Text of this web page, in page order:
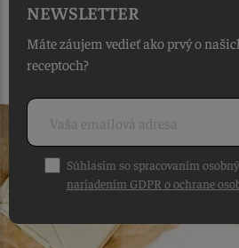
NEWSLETTER
Máte záujem vedieť ako prvý o
receptoch?
Súhlasím so spracovaním
nariadením GDPR o ochrane